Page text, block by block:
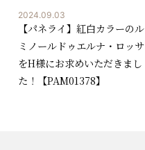
2024.09.03
【パネライ】紅白カラーのル
ミノールドゥエルナ・ロッサ
をH様にお求めいただきまし
た！【PAM01378】